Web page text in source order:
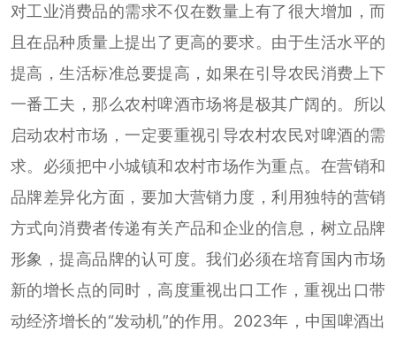
对工业消费品的需求不仅在数量上有了很大增加，而
且在品种质量上提出了更高的要求。由于生活水平的
提高，生活标准总要提高，如果在引导农民消费上下
一番工夫，那么农村啤酒市场将是极其广阔的。所以
启动农村市场，一定要重视引导农村农民对啤酒的需
求。必须把中小城镇和农村市场作为重点。在营销和
品牌差异化方面，要加大营销力度，利用独特的营销
方式向消费者传递有关产品和企业的信息，树立品牌
形象，提高品牌的认可度。我们必须在培育国内市场
新的增长点的同时，高度重视出口工作，重视出口带
动经济增长的“发动机”的作用。2023年，中国啤酒出